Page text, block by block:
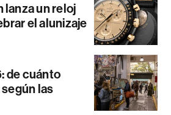
lanza un reloj
el alunizaje
de cuánto
las